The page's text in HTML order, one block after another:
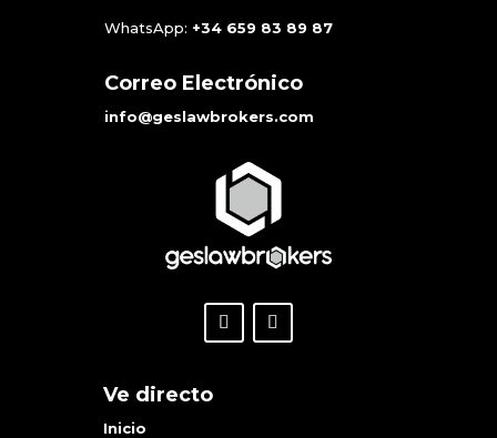
WhatsApp: +34 659 83 89 87
Correo Electrónico
info@geslawbrokers.com
Ve directo
Inicio